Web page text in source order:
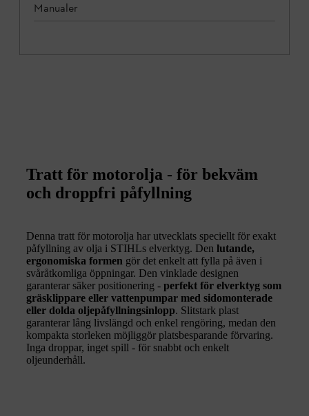
Manualer
Tratt för motorolja - för bekväm
och droppfri påfyllning
Denna tratt för motorolja har utvecklats speciellt för exakt
påfyllning av olja i STIHLs elverktyg. Den lutande,
ergonomiska formen gör det enkelt att fylla på även i
svåråtkomliga öppningar. Den vinklade designen
garanterar säker positionering - perfekt för elverktyg som
gräsklippare eller vattenpumpar med sidomonterade
eller dolda oljepåfyllningsinlopp. Slitstark plast
garanterar lång livslängd och enkel rengöring, medan den
kompakta storleken möjliggör platsbesparande förvaring.
Inga droppar, inget spill - för snabbt och enkelt
oljeunderhåll.